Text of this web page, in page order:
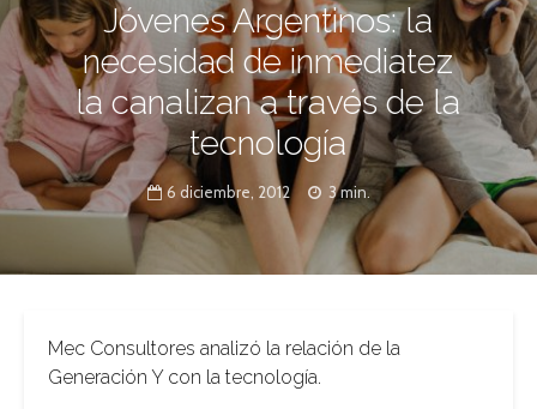
Jóvenes Argentinos: la
necesidad de inmediatez
la canalizan a través de la
tecnología
6 diciembre, 2012 3 min.
Mec Consultores analizó la relación de la
Generación Y con la tecnología.